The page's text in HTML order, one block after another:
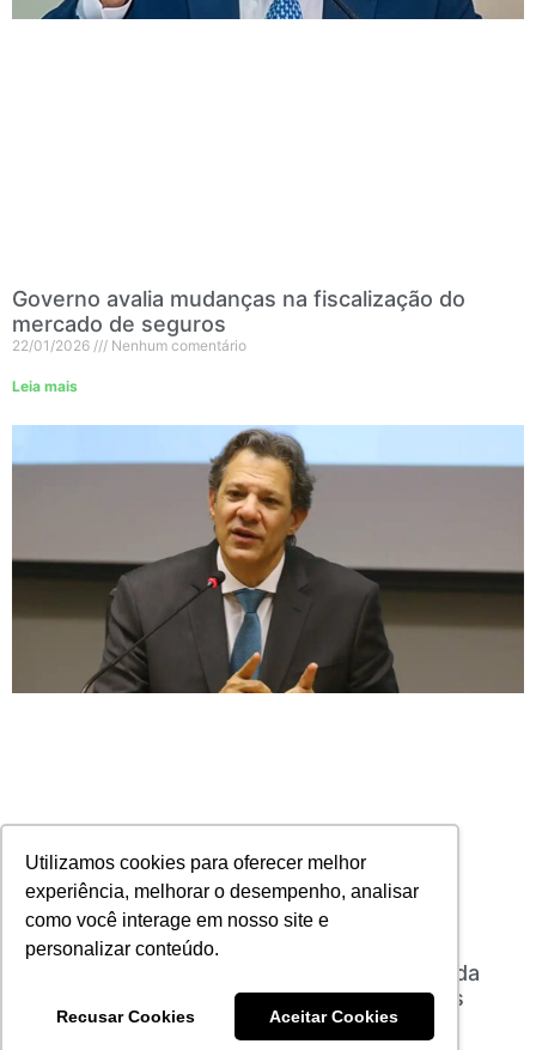
Utilizamos cookies para oferecer melhor
experiência, melhorar o desempenho, analisar
como você interage em nosso site e
personalizar conteúdo.
Recusar Cookies Aceitar Cookies
Governo avalia mudanças na fiscalização do
mercado de seguros
22/01/2026 Nenhum comentário
Leia mais
Setor de seguros se reúne com Ministério da
Fazenda para apresentar pautas prioritárias
14/04/2025 Nenhum comentário